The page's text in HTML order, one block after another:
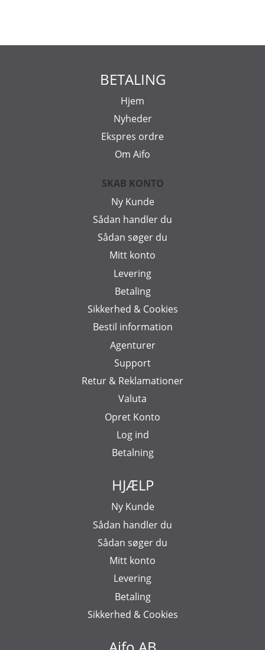
BETALING
Hjem
Nyheder
Ekspres ordre
Om Aifo
SKAB KONTO
Ny Kunde
Sådan handler du
Sådan søger du
Mitt konto
Levering
Betaling
Sikkerhed & Cookies
Bestil information
Agenturer
Support
Retur & Reklamationer
Valuta
Opret Konto
Log ind
Betalning
HJÆLP
Ny Kunde
Sådan handler du
Sådan søger du
Mitt konto
Levering
Betaling
Sikkerhed & Cookies